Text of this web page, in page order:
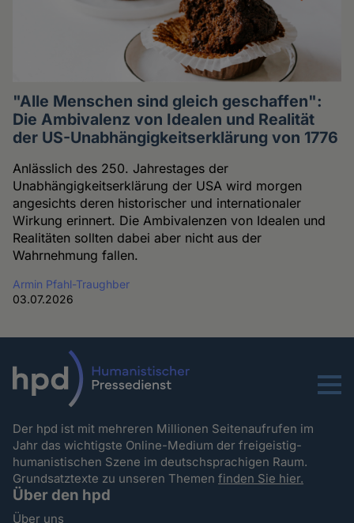
"Alle Menschen sind gleich geschaffen":
Die Ambivalenz von Idealen und Realität
der US-Unabhängigkeitserklärung von 1776
Anlässlich des 250. Jahrestages der
Unabhängigkeitserklärung der USA wird morgen
angesichts deren historischer und internationaler
Wirkung erinnert. Die Ambivalenzen von Idealen und
Realitäten sollten dabei aber nicht aus der
Wahrnehmung fallen.
Armin Pfahl-Traughber
03.07.2026
Menu
Der hpd ist mit mehreren Millionen Seitenaufrufen im
Jahr das wichtigste Online-Medium der freigeistig-
humanistischen Szene im deutschsprachigen Raum.
Grundsatztexte zu unseren Themenfinden Sie hier.
Über den hpd
Über uns